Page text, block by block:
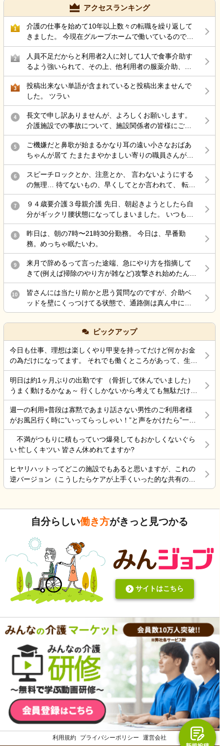
アクセスランキング
1
介護の仕事を始めて10年以上数々の転職を繰り返して
きました。 今現在グループホームで働いているのです
が 50代後半にもなりストレス性胃炎にもなったのでこ
こらで 介護の仕事から違う仕事を考えているのですが
結局転職サイトをみるのが介護の仕事ばかりで どうし
たら良いと思いますか？
2
人員不足だからと利用者2人に対して1人で食事介助す
るよう強いられて、その上、他利用者の服薬介助、動
き回る認知症利用者の見守り、声掛けまでやらされ、
最近自分の気持ちに余裕が持てない。
3
投稿出来ない単語が含まれていると投稿出来ませんで
した。 ツラい
4
長文で申し訳ありませんが、よろしくお願いします。
介護施設での事故について、施設関係者の皆様にご意
見を伺いたく投稿します。 母は認知症があり、介護施
設に入所していました。 ある日の明け方、母が一人で
施設を離設し、雨の中で転倒して大腿骨を骨折しまし
た。 手術は無事に終わりましたが、この事故をきっか
けに歩行ができなくなり、病院からは認知症も進行し
たとのお話がありました。また、要介護1だったもの
説明を受けました。 施設からは「治療費は負担しま
す」と説明を受けていますが、それ以外の補償につい
てはまだ話し合っていません。 そこで、介護施設で勤
務されている方や施設運営に携わっている方にお伺い
したいです。 ・このような事故が起きた場合、一般的
にはどのような対応や補償が行われることが多いので
しょうか。 ・施設側が加入している保険で対応するケ
がよいことや、今後の進め方についてアドバイスがあ
れば教えていただきたいです。 施設を責めたいという
気持ちではなく、今後の対応について知識を得たいと
思い投稿しました。 同様の事例やご経験がありました
ら、差し支えない範囲で教えていただけると幸いで
す。 よろしくお願いいたします。
5
ご機嫌だと鼻歌が始まるかなり耳の遠い小さなおばあ
ちゃんが居て たまたまやかましい寄りの職員さんが来
た時に 鼻歌から一気に不穏 「おおきなこえで話してる
わ」 と不機嫌で低く大きな声の独り言で返してて笑い
を堪えられない。
6
スピーチロックとか、注意とか、 言わないようにする
の無理… 待てないもの、早くしてとか言われて、 転倒
しそうになるとか危険行為しても、 本人達分からない
もの、 病気だから、認知症だからで許されて、 記録残
しても『仕方ないよね、割り切らなきゃ』 これで終わ
る 何でもかんでも虐待って言わないで… どうしろって
言うのよ…もう疲れた… 責任感強すぎって上司に言わ
れた 仕方ないじゃん 事故したら…打ちどころ悪かった
7
９４歳要介護３母親介護 先日、朝起きようとしたら自
分がギックリ腰状態になってしまいました。 いつも行
く接骨院で治療してもらったのですが、いつもなら楽
になるのに、全く治らないまま、家に戻ろとして 外に
出たら、クラクラし汗が尋常じゃなく出てくるので 接
骨院に戻って休すませてもらいました。 隠れ熱中症か
ら来た腰痛と分かり、水や経口水を飲ませてもらい要
約落ちたのはいいのですが、母親を一人で留守番させ
を一時的に入院させる事となりました。 母親は、病院
が大嫌いなので、今日病院に電話をしたら 案の定、興
との事でした。 夕食も食べなかったみたいです。 自分
の腰の状態は、それなりに動けるようになったのです
が、頭が熱中症でボワッとする感じなので、怖くて 会
いにいけない状態です。 ケアーマネージャーさんその
状況を相談したら、絶対に 包括ケアーに入れた方がい
いと怒られました。 以前、入れていたのですが、興奮
するので、それを抑える薬を飲んだ表情が忘れられな
いので、入れていいのか 判断に迷っている状況です。
その煮え切らない自分にケアーマネージャーさんは怒
っている事は分かっています。 毎日、散歩と昼食は寿
司屋のランチ 風呂に入れ身体と頭を洗ってあげ、朝昼
晩食事を作り 夜中は、トイレに行く度に麦茶を飲んで
もらう毎日 約5年やって来ましたが限界を感じていると
ころです。 朝昼晩の食事中に加山雄三DVDを必ず観て
喜ぶ姿を 観るとどうしても決断出来ない自分がいま
す。 異常かな⁈
8
昨日は、朝の7時〜21時30分勤務。 今日は、早番勤
務。めっちゃ眠たいわ。
9
来月で辞めるって言った途端、急にやり方を指摘して
きて(例えば掃除のやり方が雑など)攻撃され始めたんだ
けど最後の嫌がらせ？
10
皆さんには当たり前かと思う質問なのですが、介助ベ
ッドを壁にくっつけてる状態で、通路側は真ん中にベ
ッド柵を差し込むのは拘束扱いだって言われたのです
が、皆さんどう思いますか？ ちなみに自分は真ん中に
柵を入れても足を下ろして出れるスペースは十分にあ
者でそう習った事もあり、それが普通かと思うのです
が…今働いてる施設の拘束委員会でそう言われてるみ
ピックアップ
今日も仕事、理想は楽しくやり甲斐を持ってだけど何かお金
の為だけになってます。 それでも働くところがあって、生き
ていけているのでましなのでしょうね。 一番辛いのは、お金
がなく職探ししている時だったので今日も頑張ろうと思う。
それにしても古株は、好き勝手だから楽しそうです。私も古
株の時は、そんなに仕事行くのが辛くなく毎日そこそこ楽し
くやっていました。 転職は後悔はしていませんが、誰もが上
手くいかないのは確かですね。 そんなつぶやきです、では仕
明日は約1ヶ月ぶりの出勤です （骨折して休んでいました）
うまく動けるかなぁ～ 行くしかないから考えても無駄だけど
不安！
週一の利用+普段は寡黙であまり話さない男性のご利用者様
がお風呂行く時に”いってらっしゃい！”と声をかけたら”一緒
に行く？！？”と返してくれた。 そういう想像を上回るよう
なことがあるからこの仕事って楽しいんだよな。 まだ入って
4ヶ月弱しか経ってないけど。
不満がつもりに積もっていつ爆発してもおかしくないぐら
い 忙しくキツい 皆さん休めれてますか?
ヒヤリハットってどこの施設でもあると思いますが、これの
逆バージョン（こうしたらケアが上手くいった的な共有の書
式）ってないですよね。あったらいいケアを共有できると思
遂記録ばかりって、すごくネガティブだと個人的に思いま
す。また、介護の世界って「できて当たり前」的な思考が強
し。うつ病の人じゃないんだから、できないことばかり言っ
たらストレスたまりませんか。
自分らしい働き方がきっと見つかる
サイトはこちら
利用規約 プライバシーポリシー 運営会社